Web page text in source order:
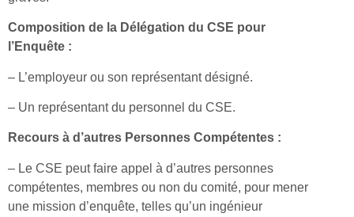
Composition de la Délégation du CSE pour
l’Enquête :
– L’employeur ou son représentant désigné.
– Un représentant du personnel du CSE.
Recours à d’autres Personnes Compétentes :
– Le CSE peut faire appel à d’autres personnes
compétentes, membres ou non du comité, pour mener
une mission d’enquête, telles qu’un ingénieur